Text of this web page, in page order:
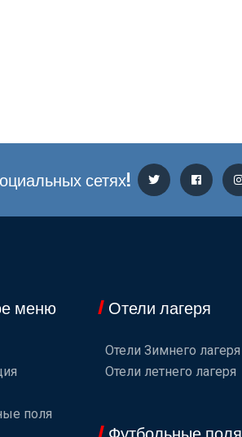
сетях!
меню
поля
Отели лагеря
Отели Зимнего лагеря
Отели летнего лагеря